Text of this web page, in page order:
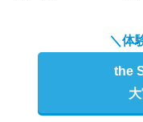
＼体
the